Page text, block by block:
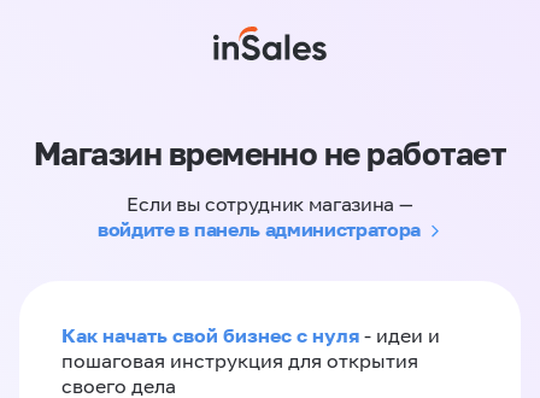
Магазин временно не работает
Если вы сотрудник магазина —
войдите в панель администратора
Как начать свой бизнес с нуля - идеи и
пошаговая инструкция для открытия
своего дела